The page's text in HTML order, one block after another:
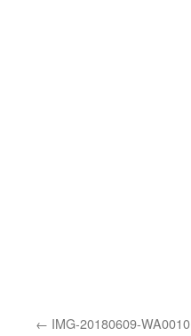
IMG-20180609-WA0010